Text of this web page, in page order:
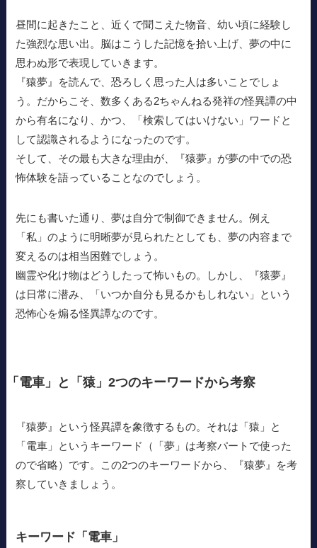
昼間に起きたこと、近くで聞こえた物音、幼い頃に経験し
た強烈な思い出。脳はこうした記憶を拾い上げ、夢の中に
思わぬ形で表現していきます。
『猿夢』を読んで、恐ろしく思った人は多いことでしょ
う。だからこそ、数多くある2ちゃんねる発祥の怪異譚の中
から有名になり、かつ、「検索してはいけない」ワードと
して認識されるようになったのです。
そして、その最も大きな理由が、『猿夢』が夢の中での恐
怖体験を語っていることなのでしょう。
先にも書いた通り、夢は自分で制御できません。例え
「私」のように明晰夢が見られたとしても、夢の内容まで
変えるのは相当困難でしょう。
幽霊や化け物はどうしたって怖いもの。しかし、『猿夢』
は日常に潜み、「いつか自分も見るかもしれない」という
恐怖心を煽る怪異譚なのです。
「電車」と「猿」2つのキーワードから考察
『猿夢』という怪異譚を象徴するもの。それは「猿」と
「電車」というキーワード（「夢」は考察パートで使った
ので省略）です。この2つのキーワードから、『猿夢』を考
察していきましょう。
キーワード「電車」